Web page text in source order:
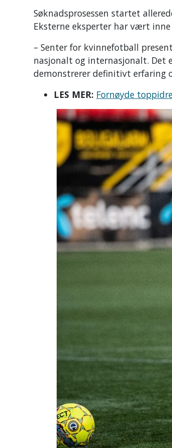
Søknadsprosessen startet
Eksterne eksperter har vært
– Senter for kvinnefotball
nasjonalt og internasjonalt. Det
demonstrerer definitivt erfaring
LES MER: Fornøyde